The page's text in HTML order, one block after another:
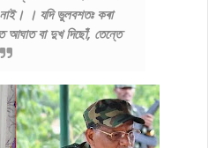
নাই। । যদি ভুলবশতঃ কৰা
বা দুখ দিছোঁ, তেন্তে